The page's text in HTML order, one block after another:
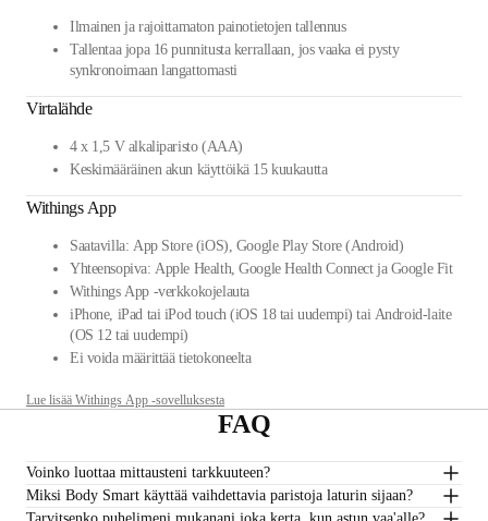
Ilmainen ja rajoittamaton painotietojen tallennus
Tallentaa jopa 16 punnitusta kerrallaan, jos vaaka ei pysty
synkronoimaan langattomasti
Virtalähde
4 x 1,5 V alkaliparisto (AAA)
Keskimääräinen akun käyttöikä 15 kuukautta
Withings App
Saatavilla: App Store (iOS), Google Play Store (Android)
Yhteensopiva: Apple Health, Google Health Connect ja Google Fit
Withings App -verkkokojelauta
iPhone, iPad tai iPod touch (iOS 18 tai uudempi) tai Android-laite
(OS 12 tai uudempi)
Ei voida määrittää tietokoneelta
Lue lisää Withings App -sovelluksesta
FAQ
Voinko luottaa mittausteni tarkkuuteen?
Miksi Body Smart käyttää vaihdettavia paristoja laturin sijaan?